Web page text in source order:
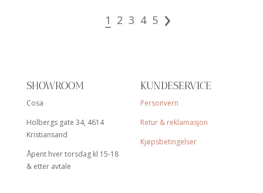
›
1 2 3 4 5
SHOWROOM
Cosa
Holbergs gate 34, 4614
Kristiansand
Åpent hver torsdag kl 15-18
& etter avtale
KUNDESERVICE
Personvern
Retur & reklamasjon
Kjøpsbetingelser